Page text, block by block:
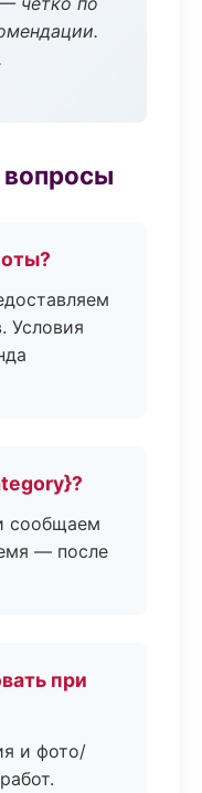
Условия
сообщаем
— после
при
и фото/